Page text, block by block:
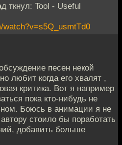
ткнул: Tool - Useful
песен некой
любит когда его хвалят ,
критика. Вот я например
пока кто-нибудь не
Боюсь в анимации я не
стоило бы поработать
добавить больше